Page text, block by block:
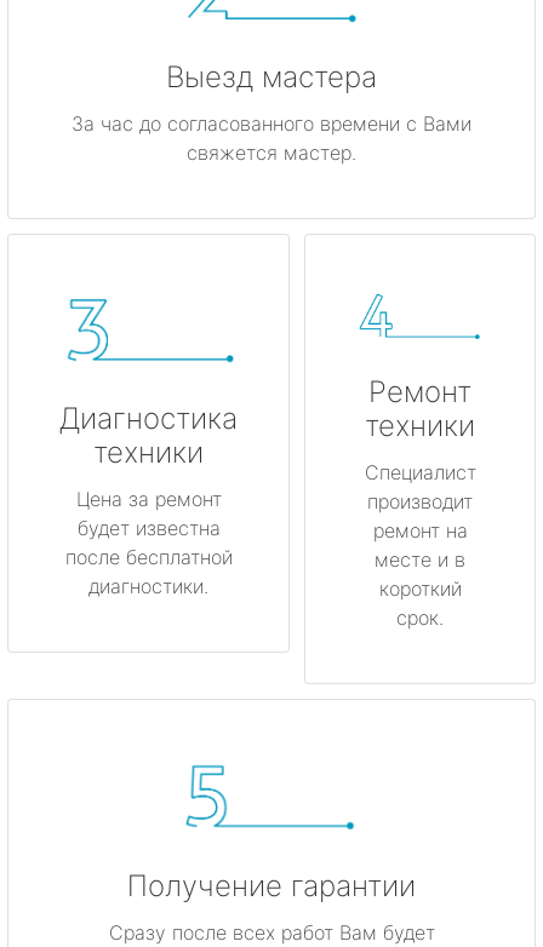
Выезд мастера
За час до согласованного времени с Вами
свяжется мастер.
Диагностика
техники
Цена за ремонт
будет известна
после бесплатной
диагностики.
Ремонт
техники
Специалист
производит
ремонт на
месте и в
короткий
срок.
Получение гарантии
Сразу после всех работ Вам будет